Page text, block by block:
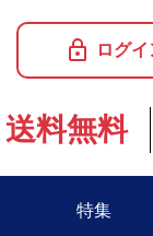
ログイ
送料無料
特集